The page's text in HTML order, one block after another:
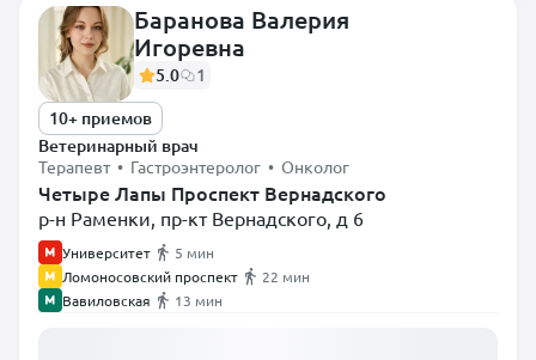
Баранова Валерия
Игоревна
5.0
1
10+ приемов
Ветеринарный врач
Терапевт • Гастроэнтеролог • Онколог
Четыре Лапы Проспект Вернадского
р-н Раменки, пр-кт Вернадского, д 6
Университет
5 мин
Ломоносовский проспект
22 мин
Вавиловская
13 мин